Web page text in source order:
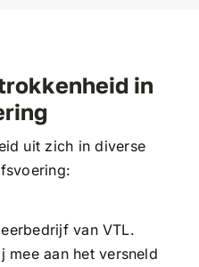
in
uit zich in diverse
van VTL.
mee aan het versneld